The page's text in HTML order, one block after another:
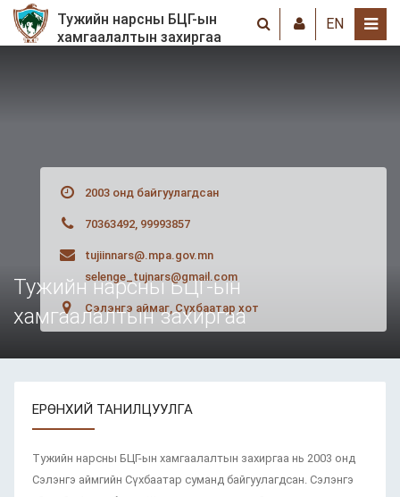
Тужийн нарсны БЦГ-ын
хамгаалалтын захиргаа
EN
Тужийн нарсны БЦГ-ын
хамгаалалтын захиргаа
2003 онд байгуулагдсан
70363492, 99993857
tujiinnars@.mpa.gov.mn
selenge_tujnars@gmail.com
Сэлэнгэ аймаг, Сүхбаатар хот
ЕРӨНХИЙ ТАНИЛЦУУЛГА
Тужийн нарсны БЦГ-ын хамгаалалтын захиргаа нь 2003 онд
Сэлэнгэ аймгийн Сүхбаатар суманд байгуулагдсан. Сэлэнгэ